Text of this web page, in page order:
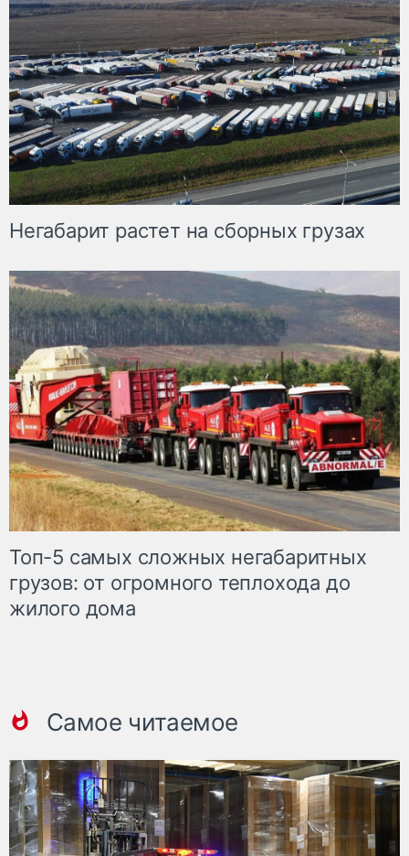
Негабарит растет на сборных грузах
Топ-5 самых сложных негабаритных
грузов: от огромного теплохода до
жилого дома
Самое читаемое